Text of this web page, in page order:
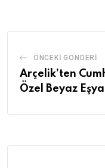
ÖNCEKI GÖNDERI
Arçelik’ten
Özel Beyaz